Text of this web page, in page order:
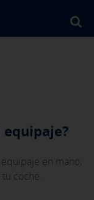
en mano,
coche.